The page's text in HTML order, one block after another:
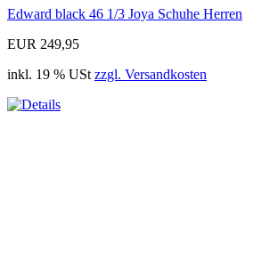
Edward black 46 1/3 Joya Schuhe Herren
EUR 249,95
inkl. 19 % USt zzgl. Versandkosten